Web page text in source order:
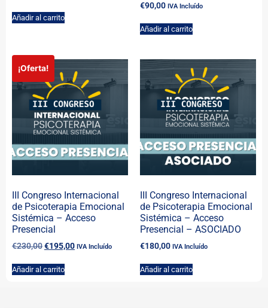
Añadir al carrito
€90,00 IVA Incluído
Añadir al carrito
¡Oferta!
III Congreso Internacional
de Psicoterapia Emocional
Sistémica – Acceso
Presencial
€230,00€195,00 IVA Incluído
Añadir al carrito
III Congreso Internacional
de Psicoterapia Emocional
Sistémica – Acceso
Presencial – ASOCIADO
€180,00 IVA Incluído
Añadir al carrito